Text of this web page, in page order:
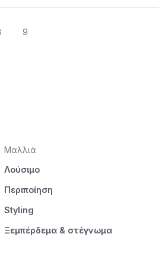
9
Μαλλιά
Λούσιμο
Περιποίηση
Styling
Ξεμπέρδεμα & στέγνωμα